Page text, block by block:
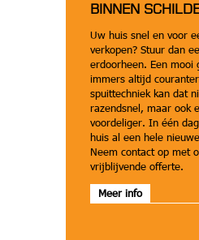
BINNEN
Uw huis snel en voor
verkopen? Stuur dan
erdoorheen. Een mooi
immers altijd
spuittechniek kan dat
razendsnel, maar ook
voordeliger. In één
huis al een hele
Neem contact op met
vrijblijvende offerte.
Meer info